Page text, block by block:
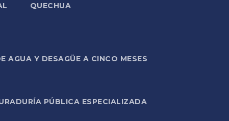
QUECHUA
AGUA Y DESAGÜE A CINCO MESES
PÚBLICA ESPECIALIZADA